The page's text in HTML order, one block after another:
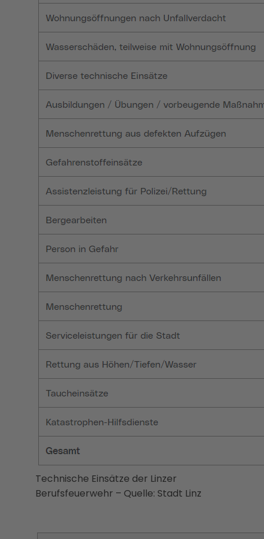
Technische Einsätze der Linzer
Berufsfeuerwehr – Quelle: Stadt Linz